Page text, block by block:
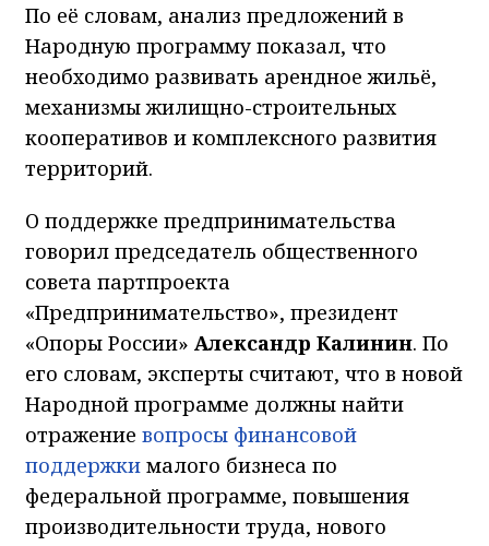
По её словам, анализ предложений в
Народную программу показал, что
необходимо развивать арендное жильё,
механизмы жилищно-строительных
кооперативов и комплексного развития
территорий.
О поддержке предпринимательства
говорил председатель общественного
совета партпроекта
«Предпринимательство», президент
«Опоры России» Александр Калинин. По
его словам, эксперты считают, что в новой
Народной программе должны найти
отражение вопросы финансовой
поддержки малого бизнеса по
федеральной программе, повышения
производительности труда, нового